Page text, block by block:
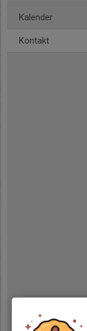
Kalender
Kontakt